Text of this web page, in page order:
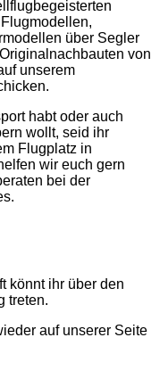
über Segler
von
unserem
habt oder auch
wollt, seid ihr
Flugplatz in
wir euch gern
bei der
könnt ihr über den
treten.
auf unserer Seite